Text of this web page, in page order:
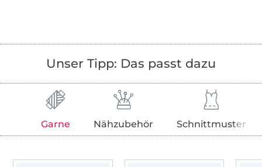
Unser Tipp: Das passt dazu
Garne Nähzubehör Schnittmuster